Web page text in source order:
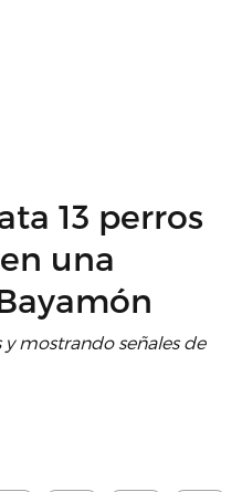
13 perros
una
mostrando señales de